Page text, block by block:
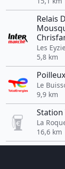
Relais
Les
5,8 km
Poilleux
Le
9,9 km
Station
La
16,6 km